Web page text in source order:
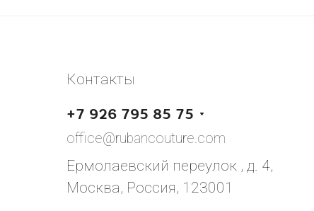
Контакты
+7 926 795 85 75
office@rubancouture.com
Ермолаевский переулок , д. 4,
Москва, Россия, 123001